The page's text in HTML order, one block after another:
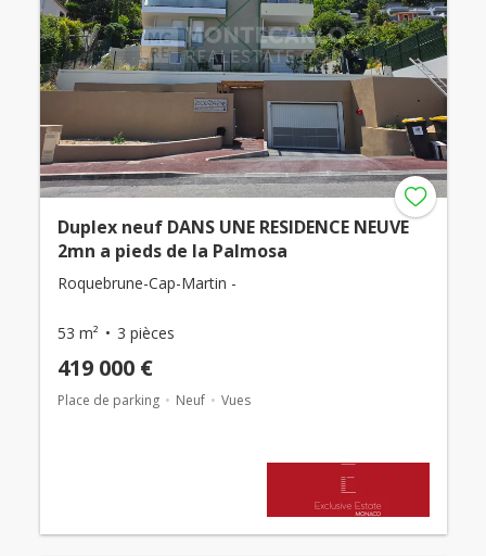
Duplex neuf DANS UNE RESIDENCE NEUVE
2mn a pieds de la Palmosa
Roquebrune-Cap-Martin -
53 m² 3 pièces
419 000 €
Place de parking Neuf Vues